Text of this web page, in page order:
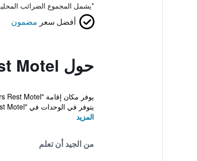
*يشمل المجموع الضرائب
أفضل سعر مضمون
حول Travelers Rest Motel
يتوفر في الوحدات في "Travelers Rest Motel" تلفزي...
المزيد
من الجيد أن تعلم